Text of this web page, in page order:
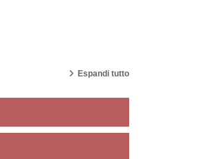
Espandi tutto